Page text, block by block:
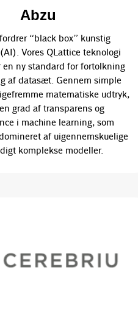
Abzu
“black box” kunstig
Vores QLattice teknologi
en ny standard for fortolkning
af datasæt. Gennem simple
matematiske udtryk,
grad af transparens og
i machine learning, som
af uigennemskuelige
komplekse modeller.